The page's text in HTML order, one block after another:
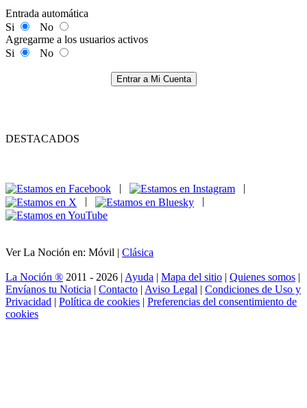
Entrada automática
Si
No
Agregarme a los usuarios activos
Si
No
Entrar a Mi Cuenta
DESTACADOS
|
|
|
|
Ver La Noción en: Móvil | Clásica
La Noción ® 2011 - 2026 | Ayuda | Mapa del sitio | Quienes somos |
Envíanos tu Noticia | Contacto | Aviso Legal | Condiciones de Uso y
Privacidad | Política de cookies | Preferencias del consentimiento de
cookies